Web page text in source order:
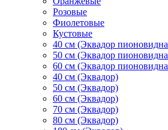
Розовые
Фиолетовые
Кустовые
40 см (Эквадор
50 см (Эквадор
60 см (Эквадор
40 см (Эквадор)
50 см (Эквадор)
60 см (Эквадор)
70 см (Эквадор)
80 см (Эквадор)